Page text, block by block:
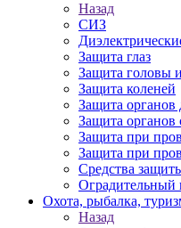
Назад
СИЗ
Защита глаз
Защита головы
Защита коленей
Защита органов
Защита органов
Защита при
Защита при
Средства
Оградительный
Охота, рыбалка,
Назад